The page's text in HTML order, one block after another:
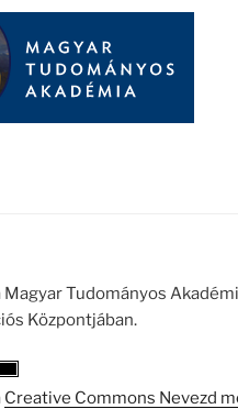
Magyar Tudományos
Központjában.
Creative Commons Nevezd